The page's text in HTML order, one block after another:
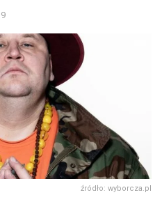
źródło: wyborcza.pl